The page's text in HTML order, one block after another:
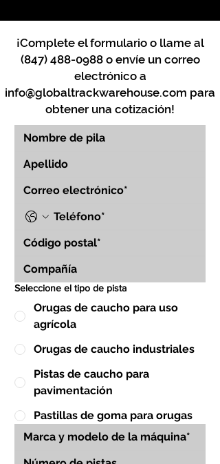
¡Complete el formulario o llame al
(847) 488-0988o envíe un correo
electrónico a
info@globaltrackwarehouse.com para
obtener una cotización!
Seleccione el tipo de pista
Orugas de caucho para uso
agrícola
Orugas de caucho industriales
Pistas de caucho para
pavimentación
Pastillas de goma para orugas